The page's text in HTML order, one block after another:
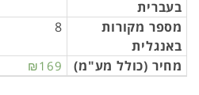
בעברית
מספר מקורות
באנגלית
8
מחיר (כולל מע"מ) ₪169